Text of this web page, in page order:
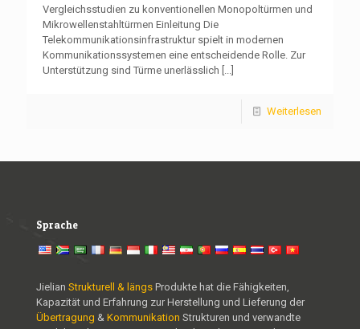
Vergleichsstudien zu konventionellen Monopoltürmen und
Mikrowellenstahltürmen Einleitung Die
Telekommunikationsinfrastruktur spielt in modernen
Kommunikationssystemen eine entscheidende Rolle. Zur
Unterstützung sind Türme unerlässlich [...]
Weiterlesen
Sprache
Jielian Strukturell & längs Produkte hat die Fähigkeiten,
Kapazität und Erfahrung zur Herstellung und Lieferung der
Übertragung & Kommunikation Strukturen und verwandte